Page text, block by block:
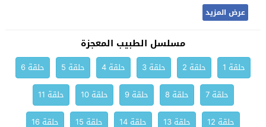
عرض المزيد
مسلسل الطبيب المعجزة
حلقة 1 حلقة 2 حلقة 3 حلقة 4 حلقة 5
حلقة 6
حلقة 7
حلقة 8 حلقة 9 حلقة 10
حلقة 11
حلقة 12
حلقة 13 حلقة 14 حلقة 15
حلقة 16